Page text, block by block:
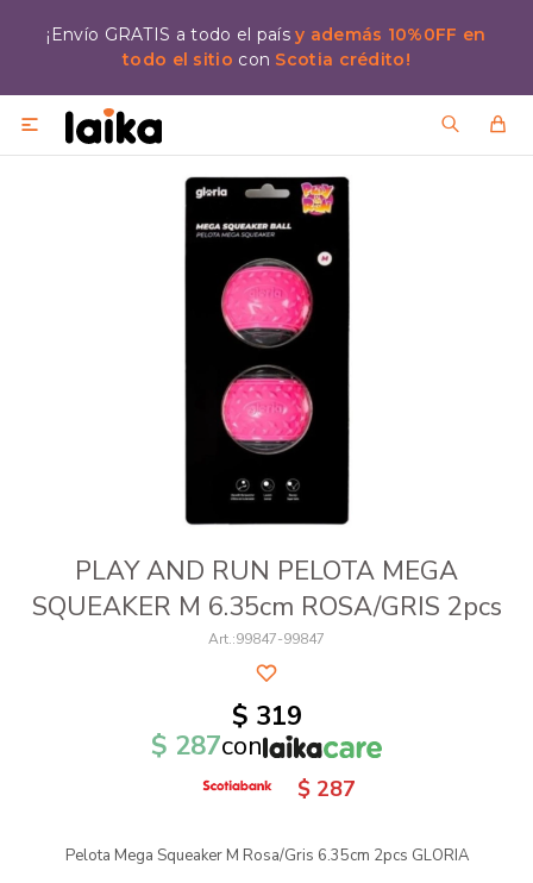
¡Envío GRATIS a todo el paísy además 10%0FF en
todo el sitio con Scotia crédito!

PLAY AND RUN PELOTA MEGA
SQUEAKER M 6.35cm ROSA/GRIS 2pcs
99847-99847
$ 319
$ 287con
$ 287
Pelota Mega Squeaker M Rosa/Gris 6.35cm 2pcs GLORIA